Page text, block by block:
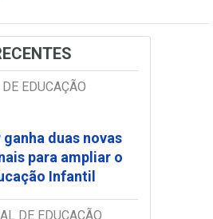
EDUCAÇÃO
duas novas
para ampliar o
Infantil
DE EDUCAÇÃO